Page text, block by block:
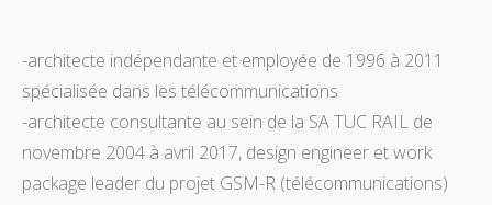
-architecte indépendante et employée de 1996 à 2011
spécialisée dans les télécommunications
-architecte consultante au sein de la SA TUC RAIL de
novembre 2004 à avril 2017, design engineer et work
package leader du projet GSM-R (télécommunications)